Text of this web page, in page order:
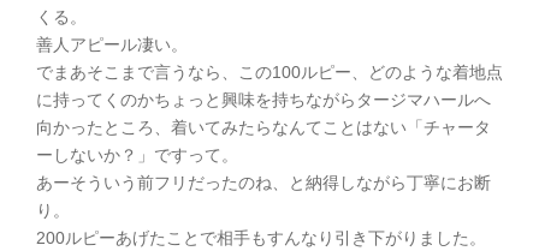
くる。
善人アピール凄い。
でまあそこまで言うなら、この100ルピー、どのような着地点
に持ってくのかちょっと興味を持ちながらタージマハールへ
向かったところ、着いてみたらなんてことはない「チャータ
ーしないか？」ですって。
あーそういう前フリだったのね、と納得しながら丁寧にお断
り。
200ルピーあげたことで相手もすんなり引き下がりました。